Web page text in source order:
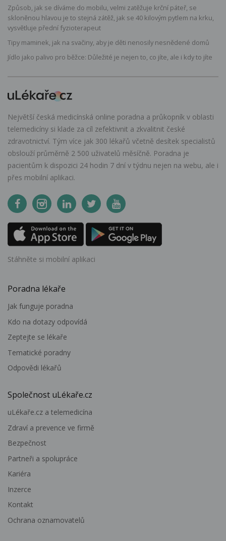
Způsob, jak se díváme do mobilu, velmi zatěžuje krční páteř, se
skloněnou hlavou je to stejná zátěž, jak se 40 kilovým pytlem na krku,
vysvětluje přední fyzioterapeut
Tipy maminek, jak na svačiny, aby je děti nenosily nesnědené domů
Jídlo jako palivo pro běžce: Důležité je nejen to, co jíte, ale i kdy to jíte
Největší česká medicínská online poradna a průkopník v oblasti
telemedicíny si klade za cíl zefektivnit a zkvalitnit české
zdravotnictví. Tým více jak 300 lékařů včetně desítek specialistů
obslouží průměrně 2 500 uživatelů měsíčně. Poradna je
pacientům k dispozici 24 hodin 7 dní v týdnu nejen na webu, ale i
přes mobilní aplikaci.
Stáhněte si mobilní aplikaci
Poradna lékaře
Jak funguje poradna
Kdo na dotazy odpovídá
Zeptejte se lékaře
Tematické poradny
Odpovědi lékařů
Společnost uLékaře.cz
uLékaře.cz a telemedicína
Zdraví a prevence ve firmě
Bezpečnost
Partneři a spolupráce
Kariéra
Inzerce
Kontakt
Ochrana oznamovatelů